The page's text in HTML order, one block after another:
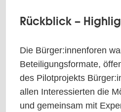
Rückblick –
Die Bürger:innenforen
Beteiligungsformate,
des Pilotprojekts
allen Interessierten die
und gemeinsam mit